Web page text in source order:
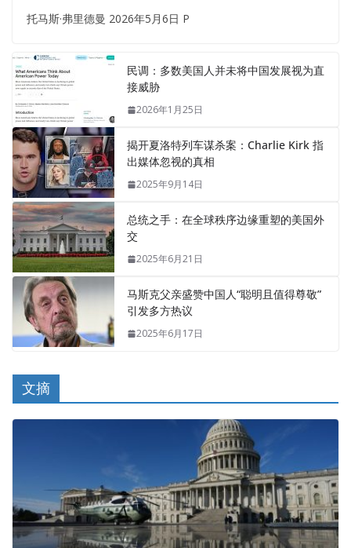
托马斯·弗里德曼 2026年5月6日 P
民调：多数美国人并未将中国发展视为直
接威胁
2026年1月25日
揭开夏洛特列车谋杀案：Charlie Kirk 指
出媒体忽视的真相
2025年9月14日
总统之手：在全球秩序边缘重塑的美国外
交
2025年6月21日
马斯克父亲盛赞中国人“聪明且值得尊敬”
引发多方热议
2025年6月17日
文摘